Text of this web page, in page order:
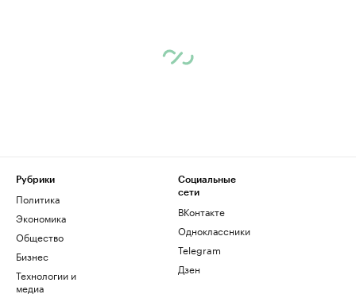
Рубрики
Политика
Экономика
Общество
Бизнес
Технологии и
медиа
Социальные
сети
ВКонтакте
Одноклассники
Telegram
Дзен